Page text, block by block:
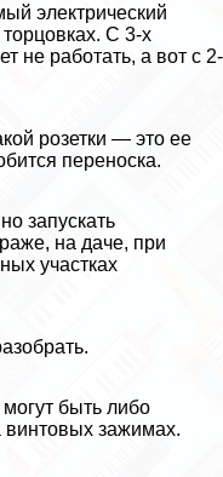
электрический
С 3-х
работать, а вот с 2-
розетки — это ее
переноска.
запускать
на даче, при
участках
быть либо
зажимах.